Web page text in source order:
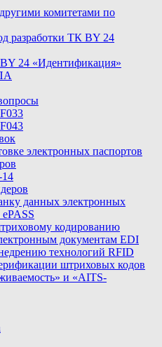
комитетами по
разработки ТК BY 24
24 «Идентификация»
электронных паспортов
данных электронных
кодированию
документам EDI
технологий RFID
штриховых кодов
и «AITS-